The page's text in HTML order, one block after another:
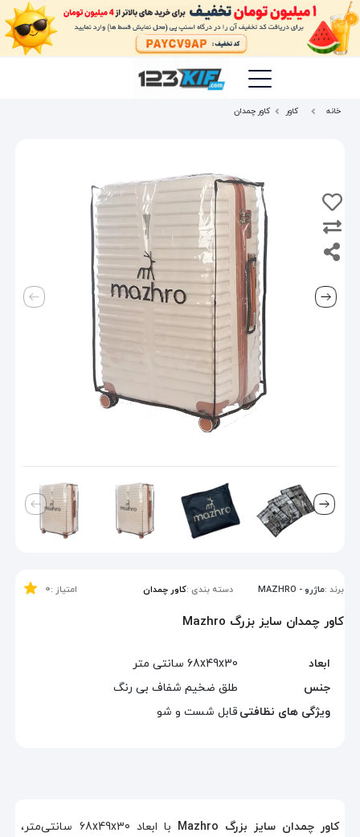
خانه کاور کاور چمدان
برند :ماژرو - MAZHRO دسته بندی :کاور چمدان امتیاز :0
کاور چمدان سایز بزرگ Mazhro
ابعاد
68x49x30 سانتی متر
جنس
طلق ضخیم شفاف بی رنگ
ویژگی های نظافتی قابل شست و شو
کاور چمدان سایز بزرگ
با ابعاد 68x49x30 سانتی‌متر،